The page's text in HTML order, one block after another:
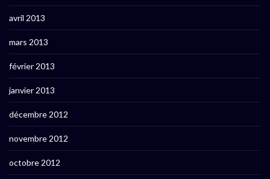
avril 2013
mars 2013
février 2013
janvier 2013
décembre 2012
novembre 2012
octobre 2012